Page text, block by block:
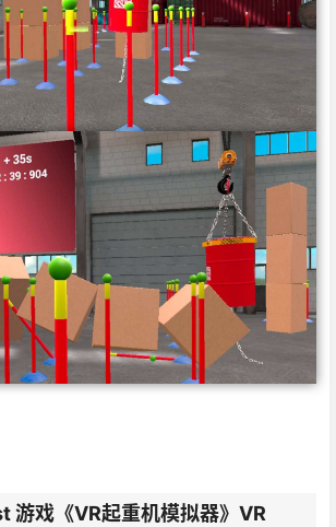
游戏《VR起重机模拟器》VR